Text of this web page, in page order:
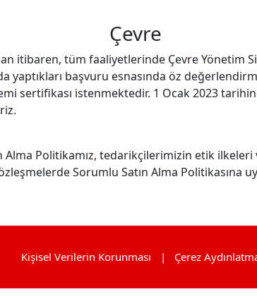
Çevre
itibaren, tüm faaliyetlerinde Çevre Yönetim
yaptıkları başvuru esnasında öz
sertifikası istenmektedir. 1 Ocak 2023
Alma Politikamız, tedarikçilerimizin etik
Sorumlu Satın Alma Politikasına
Kişisel Verilerin Korunması Çerez